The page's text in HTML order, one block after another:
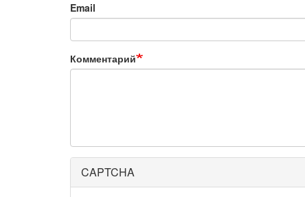
Email
Комментарий
CAPTCHA